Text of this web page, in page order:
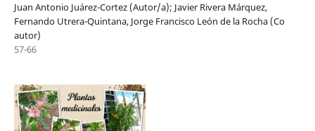
Juan Antonio Juárez-Cortez (Autor/a); Javier Rivera Márquez,
Fernando Utrera-Quintana, Jorge Francisco León de la Rocha (Co
autor)
57-66